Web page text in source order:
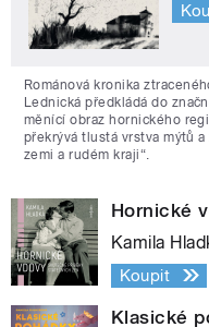
Románová kronika
Lednická předkládá do
měnící obraz hornického
překrývá tlustá vrstva mýtů
zemi a rudém kraji“.
Hornické
Kamila
Koupit
Klasické